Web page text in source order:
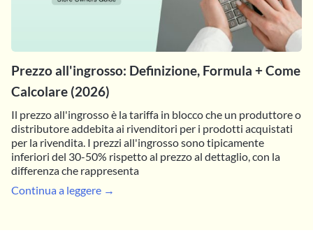
Prezzo all'ingrosso: Definizione, Formula + Come
Calcolare (2026)
Il prezzo all'ingrosso è la tariffa in blocco che un produttore o
distributore addebita ai rivenditori per i prodotti acquistati
per la rivendita. I prezzi all'ingrosso sono tipicamente
inferiori del 30-50% rispetto al prezzo al dettaglio, con la
differenza che rappresenta
Continua a leggere →